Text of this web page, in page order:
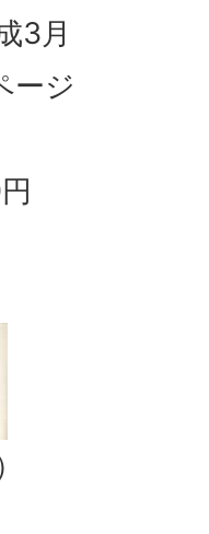
3月
ージ
円
史編）